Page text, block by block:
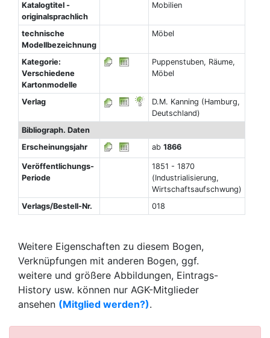
Katalogtitel -
originalsprachlich
Mobilien
technische
Modellbezeichnung
Möbel
Kategorie:
Verschiedene
Kartonmodelle
Puppenstuben, Räume,
Möbel
Verlag
D.M. Kanning (Hamburg,
Deutschland)
Bibliograph. Daten
Erscheinungsjahr
ab 1866
Veröffentlichungs-
Periode
1851 - 1870
(Industrialisierung,
Wirtschaftsaufschwung)
Verlags/Bestell-Nr.
018
Weitere Eigenschaften zu diesem Bogen,
Verknüpfungen mit anderen Bogen, ggf.
weitere und größere Abbildungen, Eintrags-
History usw. können nur AGK-Mitglieder
ansehen (Mitglied werden?).